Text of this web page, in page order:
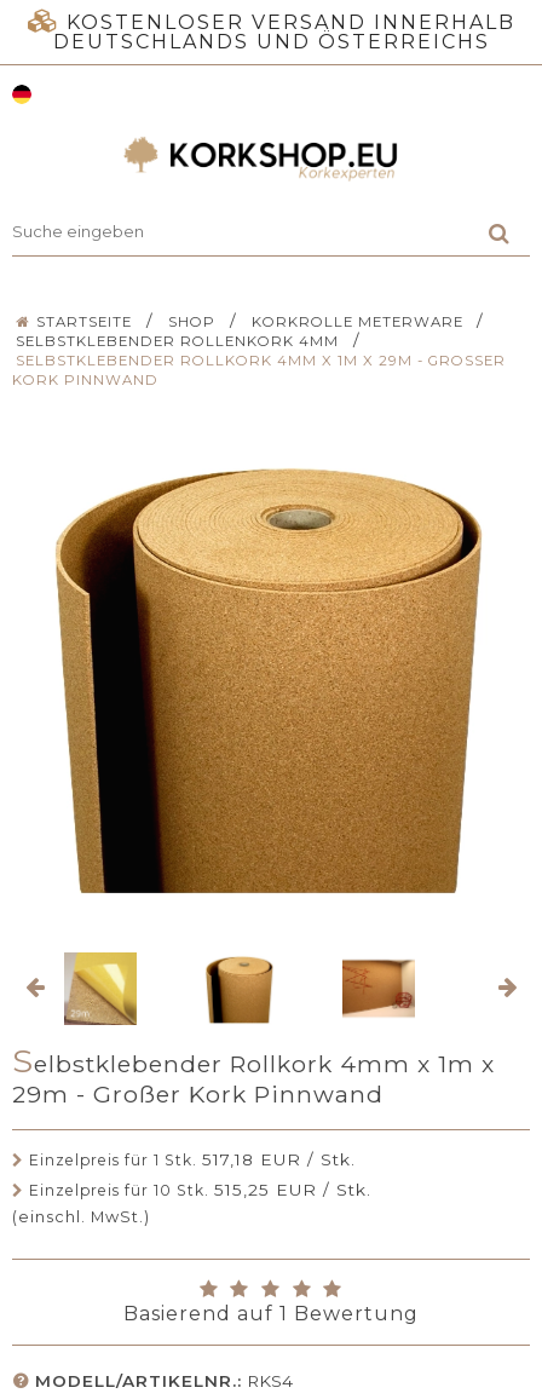
KOSTENLOSER VERSAND INNERHALB
DEUTSCHLANDS UND ÖSTERREICHS
STARTSEITE / SHOP / KORKROLLE METERWARE /
SELBSTKLEBENDER ROLLENKORK 4MM /
SELBSTKLEBENDER ROLLKORK 4MM X 1M X 29M - GROSSER K
ORK PINNWAND
Selbstklebender Rollkork 4mm x 1m x
29m - Großer Kork Pinnwand
Einzelpreis für 1 Stk. 517,18 EUR / Stk.
Einzelpreis für 10 Stk. 515,25 EUR / Stk.
(einschl. MwSt.)
Basierend auf 1 Bewertung
MODELL/ARTIKELNR.: RKS4